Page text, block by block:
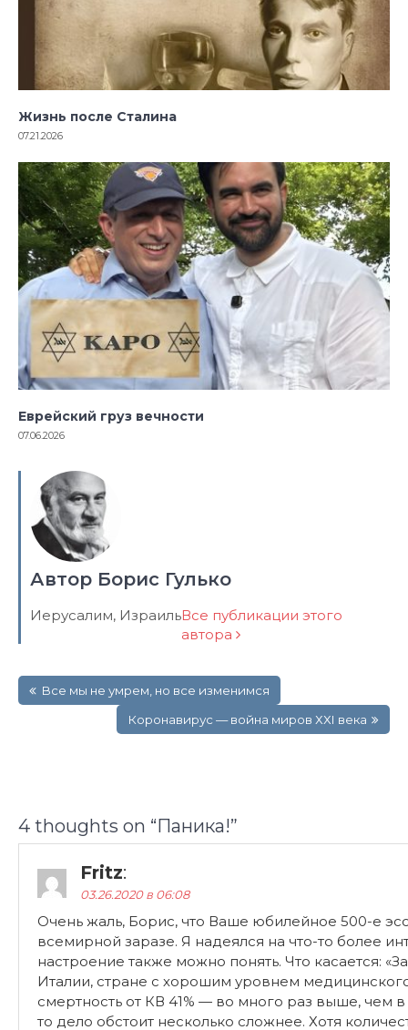
Жизнь после Сталина
07.21.2026
Еврейский груз вечности
07.06.2026
Автор Борис Гулько
Иерусалим, ИзраильВсе публикации этого
автора
по Все мы не умрем, но все изменимся
Коронавирус — война миров ХХI века
4 thoughts on “Паника!”
Fritz:
03.26.2020 в 06:08
Очень жаль, Борис, что Ваше юбилейное 500-е
всемирной заразе. Я надеялся на что-то более
настроение также можно понять. Что касается:
Италии, стране с хорошим уровнем
смертность от КВ 41% — во много раз выше, чем
то дело обстоит несколько сложнее. Хотя